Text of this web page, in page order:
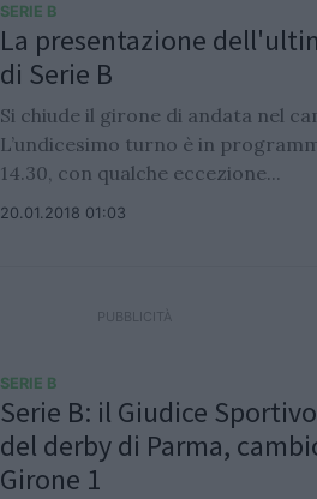
SERIE B
La presentazione
di Serie B
Si chiude il girone di andata nel
L’undicesimo turno è in
14.30, con qualche eccezione...
20.01.2018 01:03
SERIE B
Serie B: il Giudice
del derby di Parma,
Girone 1